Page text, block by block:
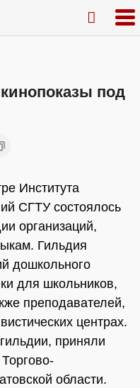
под
Института
СГТУ состоялось
организаций,
Гильдия
дошкольного
для школьников,
преподавателей,
центрах.
приняли
области.